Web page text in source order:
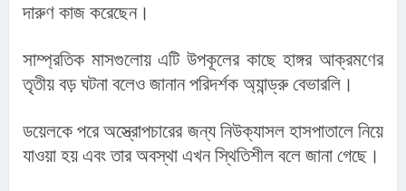
দারুণ কাজ করেছেন।
সাম্প্রতিক মাসগুলোয় এটি উপকূলের কাছে হাঙ্গর আক্রমণের
তৃতীয় বড় ঘটনা বলেও জানান পরিদর্শক অ্যান্ড্রু বেভারলি।
ডয়েলকে পরে অস্ত্রোপচারের জন্য নিউক্যাসল হাসপাতালে নিয়ে
যাওয়া হয় এবং তার অবস্থা এখন স্থিতিশীল বলে জানা গেছে।